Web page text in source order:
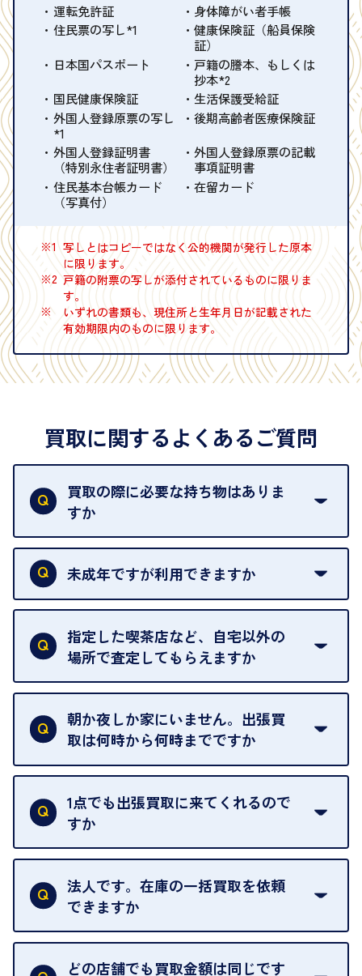
運転免許証
身体障がい者手帳
住民票の写し*1
健康保険証（船員保険
証）
日本国パスポート
戸籍の謄本、もしくは
抄本*2
国民健康保険証
生活保護受給証
外国人登録原票の写し
*1
後期高齢者医療保険証
外国人登録証明書
（特別永住者証明書）
外国人登録原票の記載
事項証明書
住民基本台帳カード
（写真付）
在留カード
※1 写しとはコピーではなく公的機関が発行した原本
に限ります。
※2 戸籍の附票の写しが添付されているものに限りま
す。
※
いずれの書類も、現住所と生年月日が記載された
有効期限内のものに限ります。
買取に関するよくあるご質問
買取の際に必要な持ち物はありま
すか
本人確認書類をご用意ください。ご利用になれる書
類はこちらをご確認ください。
未成年ですが利用できますか
18歳未満の方は、保護者の同意があってもご利用い
ただけません。
指定した喫茶店など、自宅以外の
場所で査定してもらえますか
ご自宅以外での査定はお引き受けできません。ご指
定のお店や、ほかのお客様への迷惑となることが考
えられるためです。
朝か夜しか家にいません。出張買
取は何時から何時までですか
ご訪問可能時間は、10時から19時です。
ただし、お品物の種類や量によっては対応させてい
ただくことがあります。
1点でも出張買取に来てくれるので
すか
はい。1点でもお伺いします。
法人です。在庫の一括買取を依頼
できますか
はい。喜んで承ります。出張買取をご利用くださ
い。
どの店舗でも買取金額は同じです